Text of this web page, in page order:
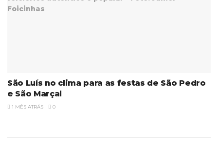
São Luís no clima para as festas de São Pedro
e São Marçal
1 MÊS ATRÁS 0